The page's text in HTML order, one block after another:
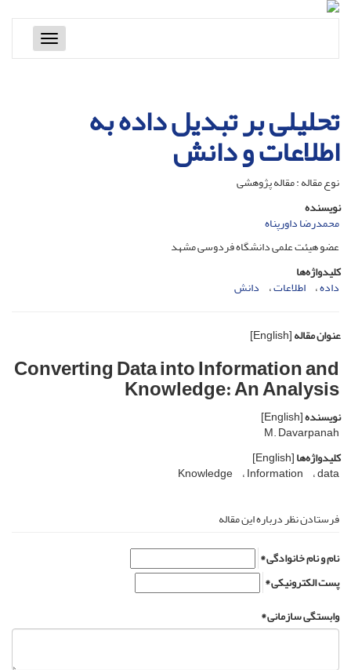
Toggle
navigation
تحلیلی بر تبدیل داده به
اطلاعات و دانش
نوع مقاله : مقاله پژوهشی
نویسنده
محمدرضا داورپناه
عضو هیئت علمی دانشگاه فردوسی مشهد
کلیدواژه‌ها
داده اطلاعات دانش
عنوان مقاله[English]
Converting Data into Information and
Knowledge: An Analysis
نویسنده[English]
M. Davarpanah
کلیدواژه‌ها[English]
data
Information
Knowledge
فرستادن نظر درباره این مقاله
نام و نام خانوادگی *
پست الکترونیکی *
وابستگی سازمانی *